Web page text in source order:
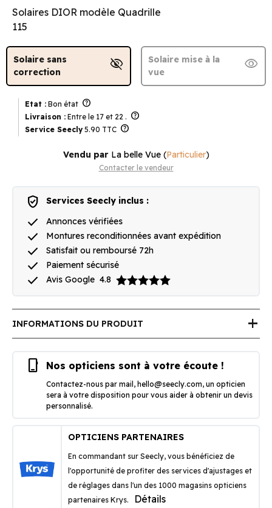
Solaires DIOR modèle Quadrille
115
Solaire sans
correction
visibility_off
Solaire mise à la
vue
visibility
Etat : Bon état help
Livraison : Entre le 17 et 22 . help
Service Seecly 5.90 TTC help
Vendu par La belle Vue(Particulier)
Contacter le vendeur
verified_user Services Seecly inclus :
done Annonces vérifiées
done Montures reconditionnées avant expédition
done Satisfait ou remboursé 72h
done Paiement sécurisé
done Avis Google 4.8
INFORMATIONS DU PRODUIT add
phone_iphone Nos opticiens sont à votre écoute !
Contactez-nous par mail, hello@seecly.com, un opticien
sera à votre disposition pour vous aider à obtenir un devis
personnalisé.
OPTICIENS PARTENAIRES
En commandant sur Seecly, vous bénéficiez de
l'opportunité de profiter des services d'ajustages et
de réglages dans l'un des 1000 magasins opticiens
partenaires Krys.
Détails